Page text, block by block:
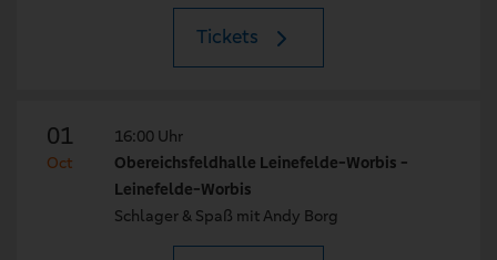
Tickets
01
Oct
16:00 Uhr
Obereichsfeldhalle Leinefelde-Worbis -
Leinefelde-Worbis
Schlager & Spaß mit Andy Borg